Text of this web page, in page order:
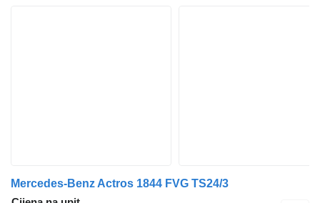
Mercedes-Benz Actros 1844 FVG TS24/3